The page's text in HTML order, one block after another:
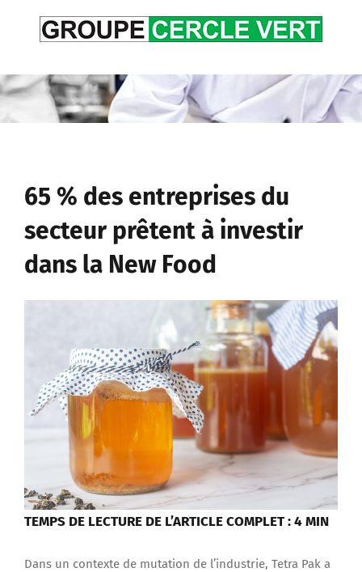
65 % des entreprises du
secteur prêtent à investir
dans la New Food
TEMPS DE LECTURE DE L’ARTICLE COMPLET : 4 MIN
Dans un contexte de mutation de l’industrie, Tetra Pak a